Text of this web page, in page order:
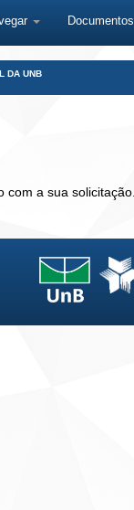
Documentos
DA UNB
a sua solicitação.